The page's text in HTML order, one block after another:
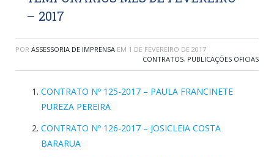
– 2017
POR ASSESSORIA DE IMPRENSA EM 1 DE FEVEREIRO DE 2017
CONTRATOS, PUBLICAÇÕES OFICIAS
CONTRATO Nº 125-2017 – PAULA FRANCINETE
PUREZA PEREIRA
CONTRATO Nº 126-2017 – JOSICLEIA COSTA
BARARUA